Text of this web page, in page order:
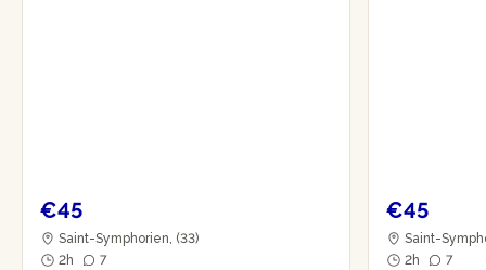
€45
Saint-Symphorien, (33)
2h
7
€45
Saint-
2h
7